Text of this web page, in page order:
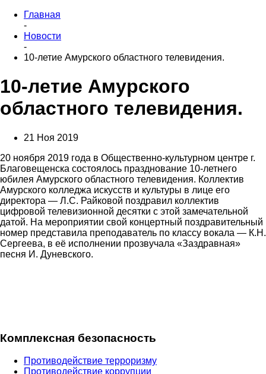
Главная
-
Новости
-
10-летие Амурского областного телевидения.
10-летие Амурского
областного телевидения.
21 Ноя 2019
20 ноября 2019 года в Общественно-культурном центре г.
Благовещенска состоялось празднование 10-летнего
юбилея Амурского областного телевидения. Коллектив
Амурского колледжа искусств и культуры в лице его
директора — Л.С. Райковой поздравил коллектив
цифровой телевизионной десятки с этой замечательной
датой. На мероприятии свой концертный поздравительный
номер представила преподаватель по классу вокала — К.Н.
Сергеева, в её исполнении прозвучала «Заздравная»
песня И. Дуневского.
Комплексная безопасность
Противодействие терроризму
Противодействие коррупции